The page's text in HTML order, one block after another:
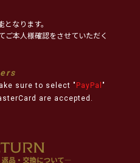
なります。
本人様確認をさせていただく
sure to select " PayPal "
are accepted.